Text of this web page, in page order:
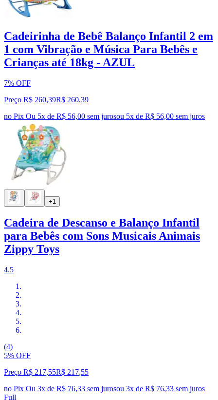
Cadeirinha de Bebê Balanço Infantil 2 em
1 com Vibração e Música Para Bebês e
Crianças até 18kg - AZUL
7% OFF
Preço R$ 260,39R$ 260,39
no Pix Ou 5x de R$ 56,00 sem jurosou 5x de R$ 56,00 sem juros
+1
Cadeira de Descanso e Balanço Infantil
para Bebês com Sons Musicais Animais
Zippy Toys
4.5
(4)
5% OFF
Preço R$ 217,55R$ 217,55
no Pix Ou 3x de R$ 76,33 sem jurosou 3x de R$ 76,33 sem juros
Full